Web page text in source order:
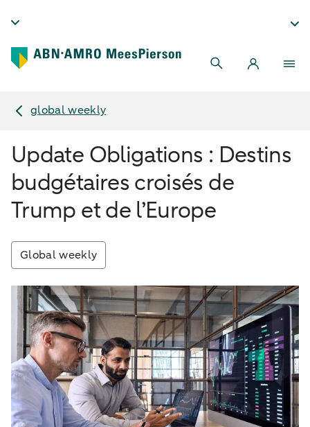
global weekly
Update Obligations : Destins
budgétaires croisés de
Trump et de l’Europe
Global weekly